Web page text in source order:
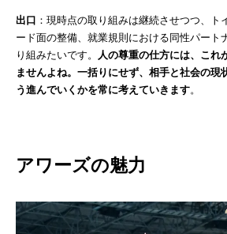
出口 ：現時点の取り組みは継続させつつ、ト
ード面の整備、就業規則における同性パート
り組みたいです。
人の尊重の仕方には、これ
ませんよね。一括りにせず、相手と社会の現
う進んでいくかを常に考えていきます。
アワーズの魅力